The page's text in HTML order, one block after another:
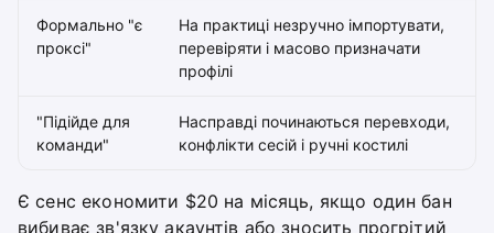
Формально "є
проксі"
На практиці незручно імпортувати,
перевіряти і масово призначати
профілі
"Підійде для
команди"
Насправді починаються перевходи,
конфлікти сесій і ручні костилі
Є сенс економити $20 на місяць, якщо один бан
вибиває зв'язку акаунтів або зносить прогрітий